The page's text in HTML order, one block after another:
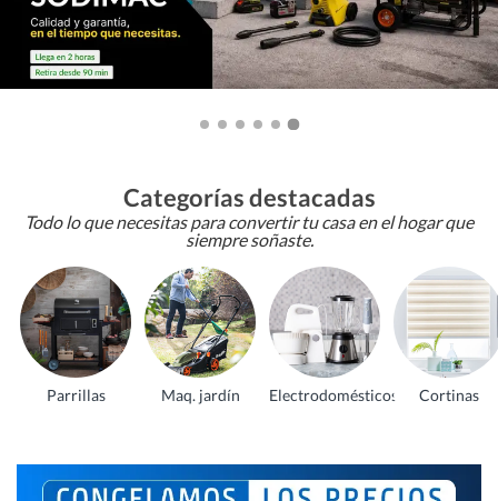
Categorías destacadas
Todo lo que necesitas para convertir tu casa en el hogar que
siempre soñaste.
Parrillas Maq. jardín Electrodomésticos Cortinas